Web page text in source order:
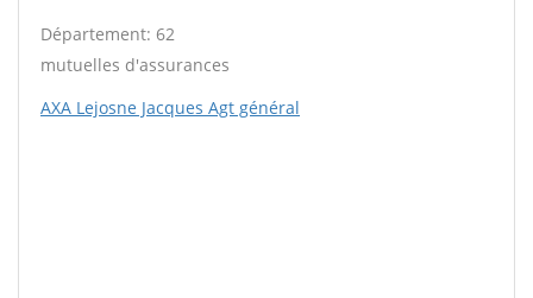
Département: 62
mutuelles d'assurances
AXA Lejosne Jacques Agt général